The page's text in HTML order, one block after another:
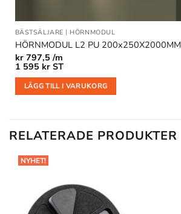
BÄSTSÄLJARE | HÖRNMODUL
HÖRNMODUL L2 PU 200x250X2000MM
kr797,5 /m
1 595 kr ST
LÄGG TILL I VARUKORG
RELATERADE PRODUKTER
NYHET!